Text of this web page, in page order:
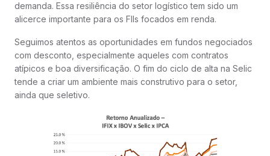
demanda. Essa resiliência do setor logístico tem sido um
alicerce importante para os FIIs focados em renda.
Seguimos atentos as oportunidades em fundos negociados
com desconto, especialmente aqueles com contratos
atípicos e boa diversificação. O fim do ciclo de alta na Selic
tende a criar um ambiente mais construtivo para o setor,
ainda que seletivo.